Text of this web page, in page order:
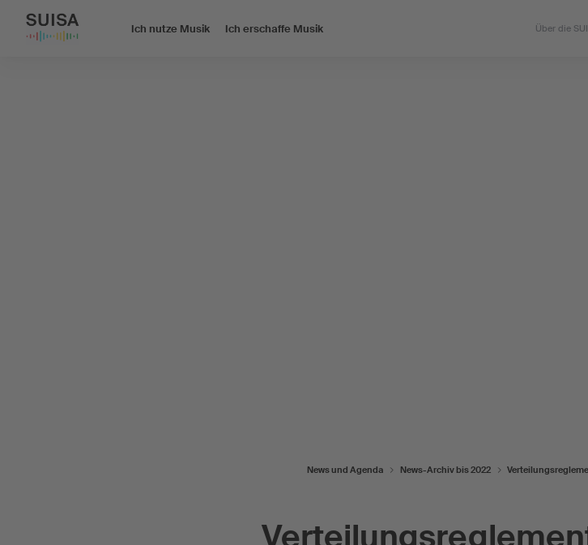
Ich nutze Musik Ich erschaffe Musik Über die
News und Agenda News-Archiv bis 2022